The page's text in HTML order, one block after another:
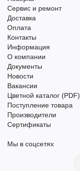
Сервис и ремонт
Доставка
Оплата
Контакты
Информация
О компании
Документы
Новости
Вакансии
Цветной каталог (PDF)
Поступление товара
Производители
Сертификаты
Мы в соцсетях